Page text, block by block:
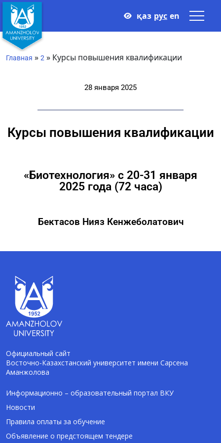
қаз рус en
Главная » 2 » Курсы повышения квалификации
28 января 2025
Курсы повышения квалификации
«Биотехнология» с 20-31 января
2025 года (72 часа)
Бектасов Нияз Кенжеболатович
Официальный сайт
Восточно-Казахстанский университет имени Сарсена
Аманжолова
Информационно – образовательный портал ВКУ
Новости
Правила оплаты за обучение
Объявление о предстоящем тендере
Помощник Amanzholov University
Здравствуйте! Я AI-Talapker — помощник
ВКУ им. Сарсена Аманжолова (ВКУ). Отвечу
на вопросы о поступлении в бакалавриат,